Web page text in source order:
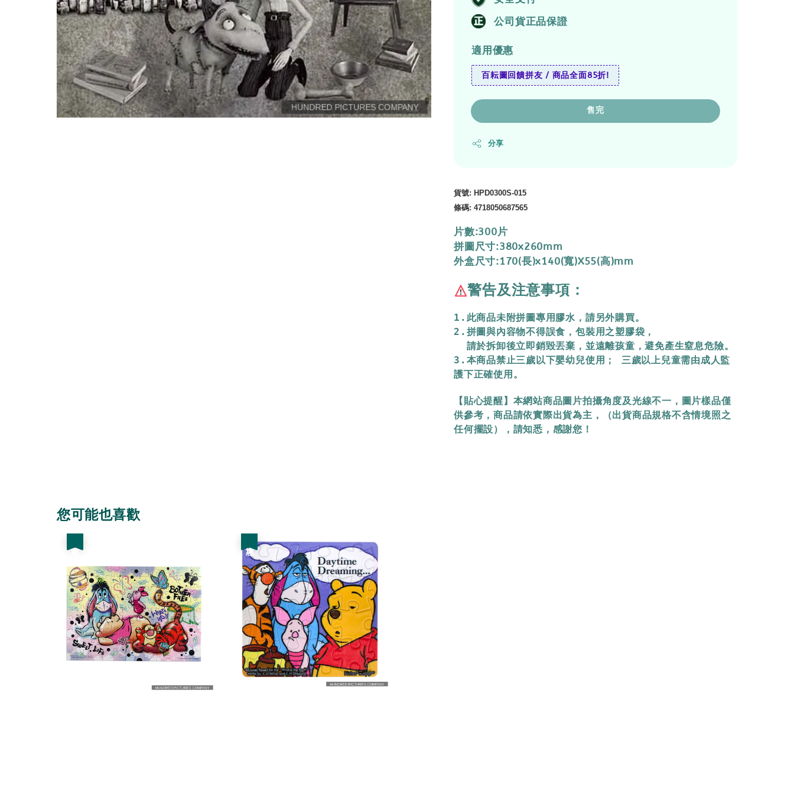
公司貨正品保證
適用優惠
百耘圖回饋拼友 / 商品全面85折!
售完
分享
貨號: HPD0300S-015
條碼: 4718050687565
片數:300片
拼圖尺寸:380x260mm
外盒尺寸:170(長)x140(寬)X55(高)mm
警告及注意事項：
1.此商品未附拼圖專用膠水，請另外購買。
2.拼圖與內容物不得誤食，包裝用之塑膠袋，
  請於拆卸後立即銷毀丟棄，
並遠離孩童，避免產生窒息危險。
3.本商品禁止三歲以下嬰幼兒使用； 三歲以上兒童需由成人監
護下正確使用。
【貼心提醒】本網站商品圖片拍攝角度及光線不一，圖片樣品僅
供參考，商品請依實際出貨為主，（出貨商品規格不含情境照之
任何擺設），請知悉，感謝您！
您可能也喜歡